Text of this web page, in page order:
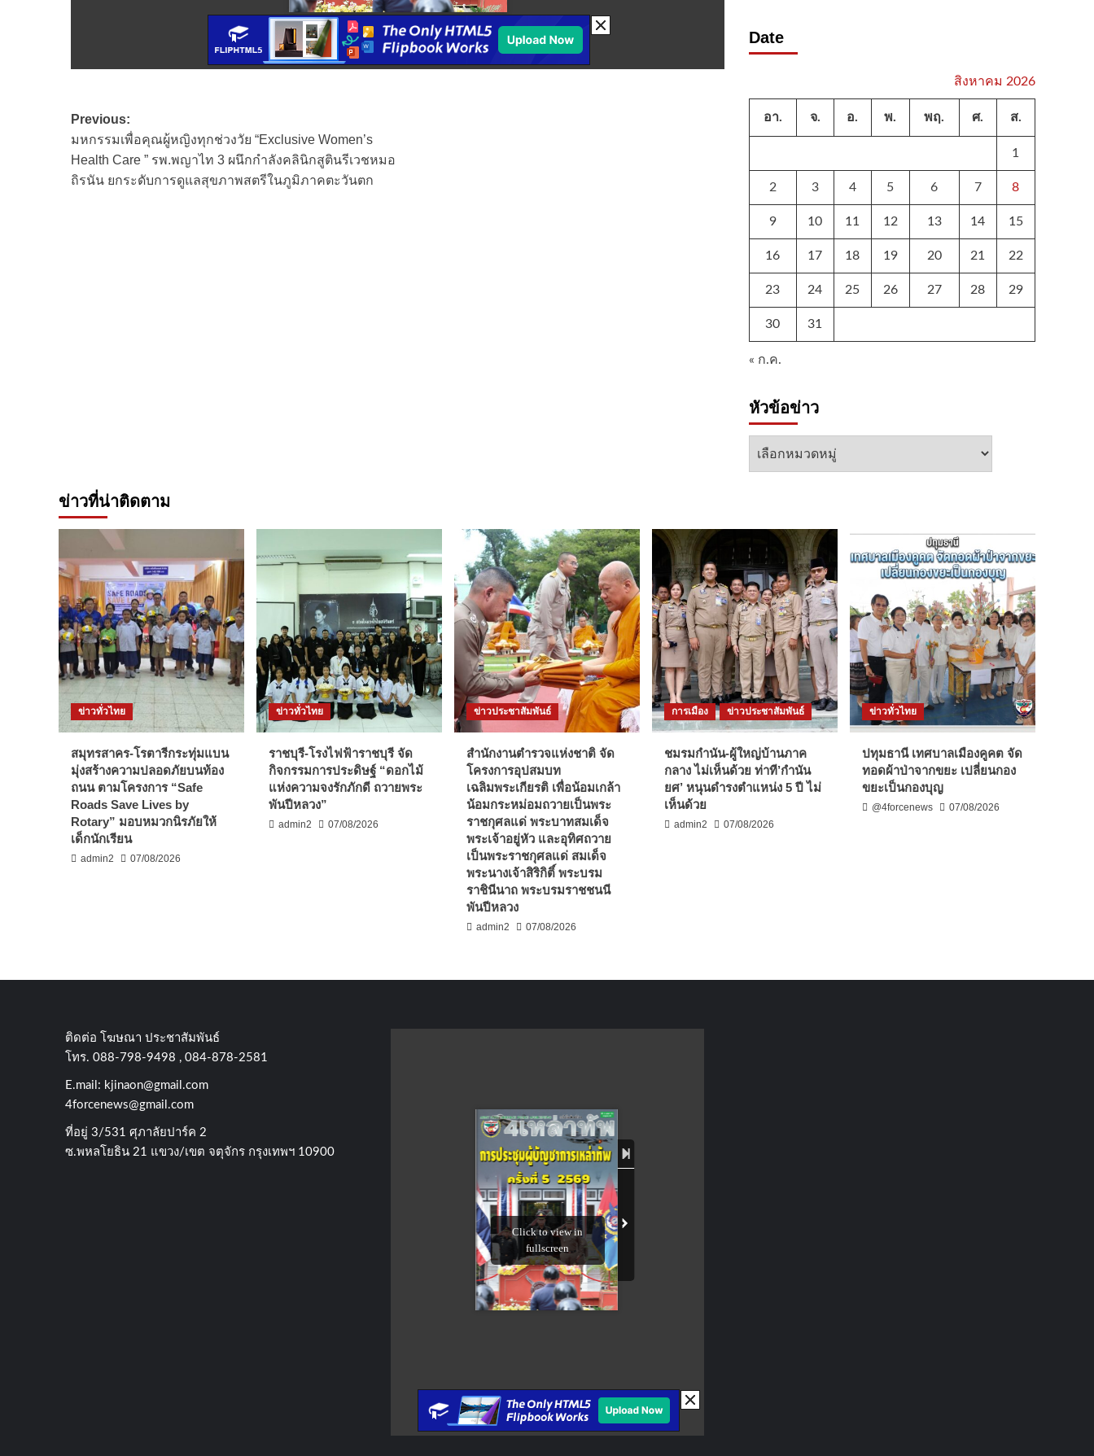
Post
navigation
Previous:
มหกรรมเพื่อคุณผู้หญิงทุกช่วงวัย “Exclusive Women’s
Health Care ” รพ.พญาไท 3 ผนึกกำลังคลินิกสูตินรีเวชหมอ
ถิรนัน ยกระดับการดูแลสุขภาพสตรีในภูมิภาคตะวันตก
Date
สิงหาคม 2026
อา. จ. อ. พ. พฤ. ศ. ส.
1
2 3 4 5 6 7 8
9 10 11 12 13 14 15
16 17 18 19 20 21 22
23 24 25 26 27 28 29
30 31
« ก.ค.
หัวข้อข่าว
หัวข้อ
ข่าวที่น่าติดตาม
ข่าวทั่วไทย
สมุทรสาคร-โรตารีกระทุ่มแบน
มุ่งสร้างความปลอดภัยบนท้อง
ถนน ตามโครงการ “Safe
Roads Save Lives by
Rotary” มอบหมวกนิรภัยให้
เด็กนักเรียน
admin2 07/08/2026
ข่าวทั่วไทย
ราชบุรี-โรงไฟฟ้าราชบุรี จัด
กิจกรรมการประดิษฐ์ “ดอกไม้
แห่งความจงรักภักดี ถวายพระ
พันปีหลวง”
admin2 07/08/2026
ข่าวประชาสัมพันธ์
สำนักงานตำรวจแห่งชาติ จัด
โครงการอุปสมบท
เฉลิมพระเกียรติ เพื่อน้อมเกล้า
น้อมกระหม่อมถวายเป็นพระ
ราชกุศลแด่ พระบาทสมเด็จ
พระเจ้าอยู่หัว และอุทิศถวาย
เป็นพระราชกุศลแด่ สมเด็จ
พระนางเจ้าสิริกิติ์ พระบรม
ราชินีนาถ พระบรมราชชนนี
พันปีหลวง
admin2 07/08/2026
การเมือง ข่าวประชาสัมพันธ์
ชมรมกำนัน-ผู้ใหญ่บ้านภาค
กลาง ไม่เห็นด้วย ท่าที’กำนัน
ยศ’ หนุนดำรงตำแหน่ง 5 ปี ไม่
เห็นด้วย
admin2 07/08/2026
ข่าวทั่วไทย
ปทุมธานี เทศบาลเมืองคูคต จัด
ทอดผ้าป่าจากขยะ เปลี่ยนกอง
ขยะเป็นกองบุญ
@4forcenews 07/08/2026
ติดต่อ​ โฆษณา​ ประชาสัมพันธ์
โทร​. 088-798-9498 , 084-878-2581
E.mail: kjinaon@gmail.com
4forcenews@gmail.com
ที่อยู่​ 3/531​ ศุภาลัยปาร์ค​ 2
ซ.พหลโยธิน​ 21​ แขวง/เขต​ จตุจักร​ กรุงเทพฯ 10900